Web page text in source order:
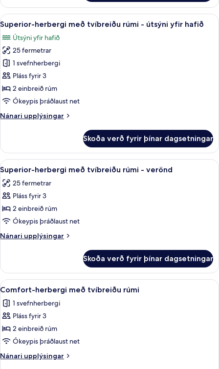
með
tvíbreiðu
rúmi
Skoða
allar
myndir
fyrir
Superior-
herbergi
með
tvíbreiðu
-
hafið
Ofnæmisprófaður sængurfatnaður,
5
Superior-herbergi með tvíbreiðu rúmi - útsýni yfir hafið
Útsýni yfir hafið
25 fermetrar
1 svefnherbergi
Pláss fyrir 3
2 einbreið rúm
Ókeypis þráðlaust net
Nánari upplýsingar
Nánari
herbergi
með
tvíbreiðu
rúmi
útsýni
hafið
Skoða verð fyrir þínar dagsetningar
Skoða
allar
myndir
fyrir
Superior-
herbergi
með
tvíbreiðu
-
verönd
Superior-herbergi með tvíbreiðu
3
Superior-herbergi með tvíbreiðu rúmi - verönd
25 fermetrar
Pláss fyrir 3
2 einbreið rúm
Ókeypis þráðlaust net
Nánari upplýsingar
Nánari
herbergi
með
tvíbreiðu
verönd
Skoða verð fyrir þínar dagsetningar
Skoða
allar
myndir
fyrir
Comfort-
herbergi
með
tvíbreiðu
Ofnæmisprófaður sængurfatnaður,
4
Comfort-herbergi með tvíbreiðu rúmi
1 svefnherbergi
Pláss fyrir 3
2 einbreið rúm
Ókeypis þráðlaust net
Nánari upplýsingar
Nánari